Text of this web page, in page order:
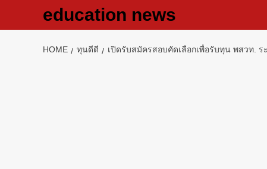
education news
HOME ทุนดีดี เปิดรับสมัครสอบคัดเลือกเพื่อรับทุน พสวท.